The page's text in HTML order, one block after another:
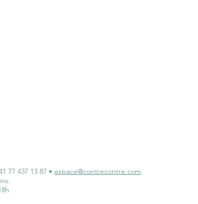
77 437 13 87 • espace@contrecontre.com